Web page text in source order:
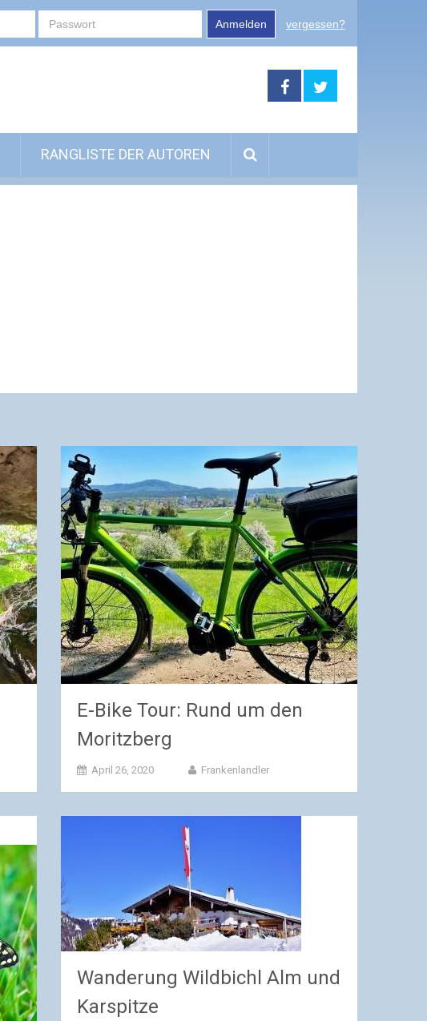
Anmelden vergessen?
RANGLISTE DER AUTOREN
E-Bike Tour: Rund um den
Moritzberg
April 26, 2020 Frankenlandler
Wanderung Wildbichl Alm und
Karspitze